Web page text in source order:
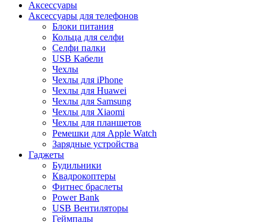
Аксессуары
Аксессуары для телефонов
Блоки питания
Кольца для селфи
Селфи палки
USB Кабели
Чехлы
Чехлы для iPhone
Чехлы для Huawei
Чехлы для Samsung
Чехлы для Xiaomi
Чехлы для планшетов
Ремешки для Apple Watch
Зарядные устройства
Гаджеты
Будильники
Квадрокоптеры
Фитнес браслеты
Power Bank
USB Вентиляторы
Геймпады